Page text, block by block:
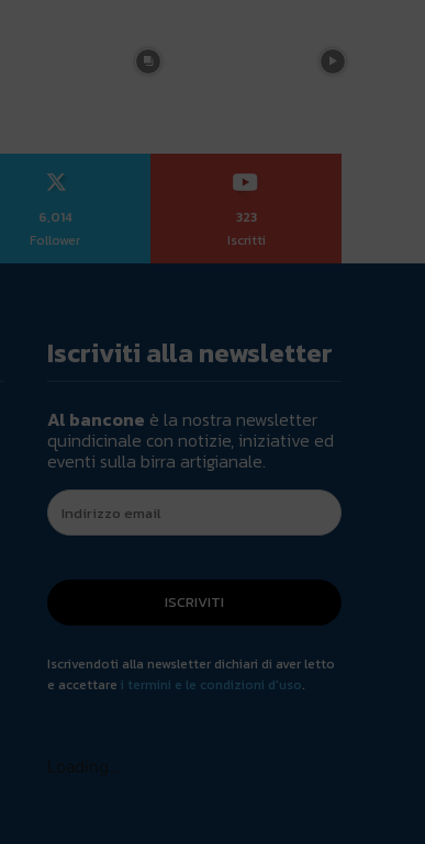
6,014
Follower
323
Iscritti
Iscriviti alla newsletter
Al bancone è la nostra newsletter
quindicinale con notizie, iniziative ed
eventi sulla birra artigianale.
ISCRIVITI
Iscrivendoti alla newsletter dichiari di aver letto
e accettare i termini e le condizioni d'uso.